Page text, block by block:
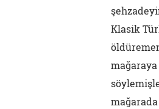
Klasik